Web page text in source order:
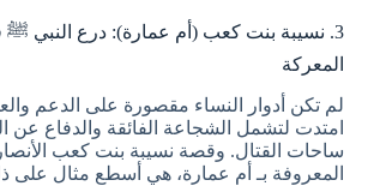
3. نسيبة بنت كعب (أم عمارة): درع النبي
المعركة
لم تكن أدوار النساء مقصورة على الدعم
امتدت لتشمل الشجاعة الفائقة والدفاع عن
ساحات القتال. وقصة نسيبة بنت كعب
المعروفة بـ أم عمارة، هي أسطع مثال على